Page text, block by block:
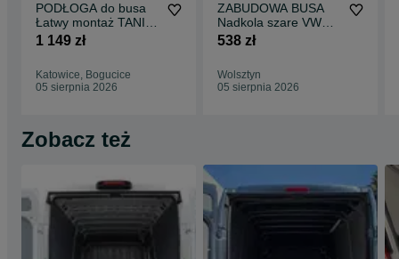
PODŁOGA do busa
Łatwy montaż TANIA
WYSYŁKA Zabudowa
1 149 zł
Katowice, Bogucice
05 sierpnia 2026
ZABUDOWA BUSA
Nadkola szare VW
Transporter T5 T6 !!
538 zł
Wolsztyn
05 sierpnia 2026
Zobacz też